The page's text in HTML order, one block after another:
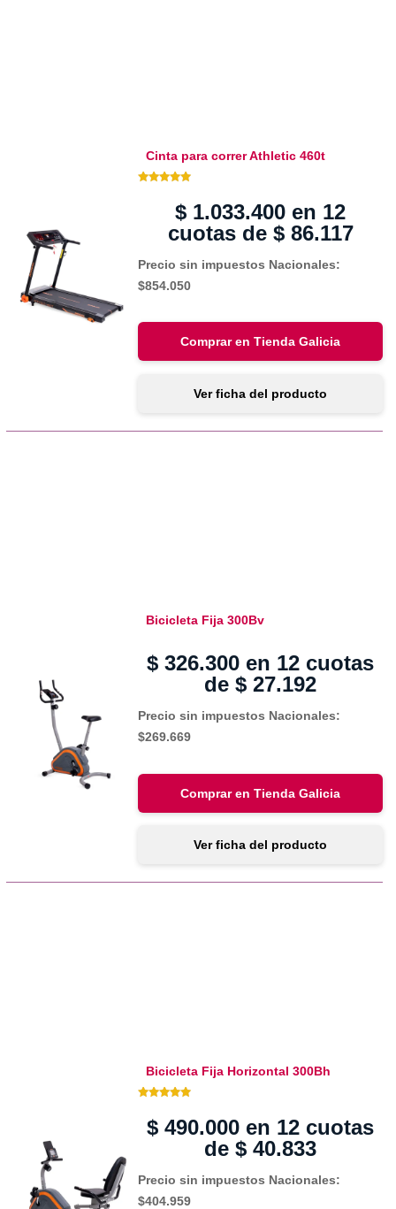
Cinta para correr Athletic 460t
$ 1.033.400 en 12
cuotas de $86.117
Precio sin impuestos Nacionales:
$854.050
Comprar en Tienda Galicia
Ver ficha del producto
Bicicleta Fija 300Bv
$ 326.300 en 12 cuotas
de$ 27.192
Precio sin impuestos Nacionales:
$269.669
Comprar en Tienda Galicia
Ver ficha del producto
Bicicleta Fija Horizontal 300Bh
$ 490.000 en 12 cuotas
de$ 40.833
Precio sin impuestos Nacionales:
$404.959